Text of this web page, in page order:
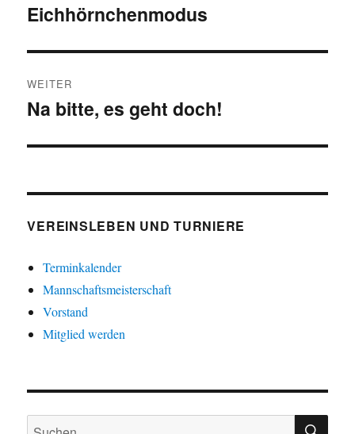
Beitrag:
Eichhörnchenmodus
WEITER
Nächster
Na bitte, es geht doch!
VEREINSLEBEN UND TURNIERE
Terminkalender
Mannschaftsmeisterschaft
Vorstand
Mitglied werden
Suche